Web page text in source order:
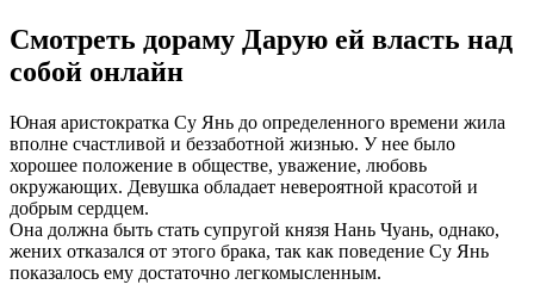
Смотреть дораму Дарую ей власть над
собой онлайн
Юная аристократка Су Янь до определенного времени жила
вполне счастливой и беззаботной жизнью. У нее было
хорошее положение в обществе, уважение, любовь
окружающих. Девушка обладает невероятной красотой и
добрым сердцем.
Она должна быть стать супругой князя Нань Чуань, однако,
жених отказался от этого брака, так как поведение Су Янь
показалось ему достаточно легкомысленным.